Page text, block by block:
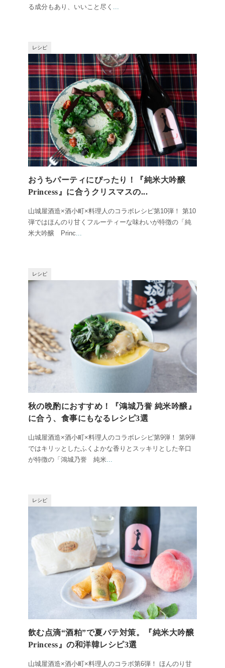
る成分もあり、いいこと尽く ...
レシピ
おうちパーティにぴったり！『純米大吟醸
Princess』に合うクリスマスの...
山城屋酒造×酒小町×料理人のコラボレシピ第10弾！ 第10
弾ではほんのり甘くフルーティーな味わいが特徴の「純
米大吟醸 Princ...
レシピ
秋の晩酌におすすめ！『鴻城乃誉 純米吟醸』
に合う、食事にもなるレシピ3選
山城屋酒造×酒小町×料理人のコラボレシピ第9弾！ 第9弾
ではキリッとしたふくよかな香りとスッキリとした辛口
が特徴の「鴻城乃誉 純米...
レシピ
飲む点滴“酒粕”で夏バテ対策。『純米大吟醸
Princess』の和洋韓レシピ3選
山城屋酒造×酒小町×料理人のコラボ第6弾！ ほんのり甘